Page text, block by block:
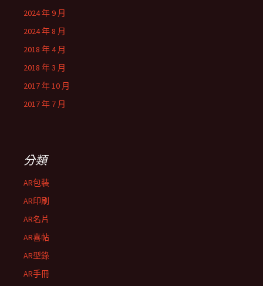
2024 年 9 月
2024 年 8 月
2018 年 4 月
2018 年 3 月
2017 年 10 月
2017 年 7 月
分類
AR包裝
AR印刷
AR名片
AR喜帖
AR型錄
AR手冊